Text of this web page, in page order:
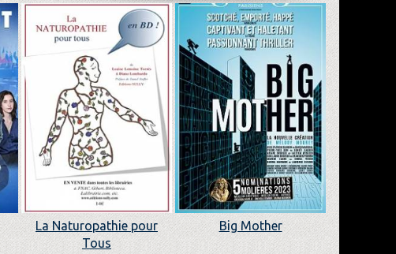
La Naturopathie pour
Tous
Big Mother